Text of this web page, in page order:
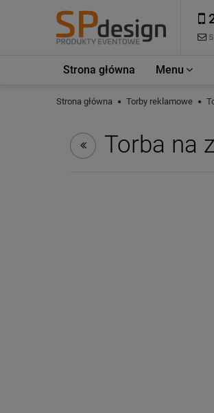
Strona główna Menu
Strona główna Torby reklamowe
Torba na